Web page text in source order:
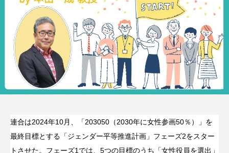
連合は2024年10月、「203050（2030年に女性参画50％）」を
最終目標とする「ジェンダー平等推進計画」フェーズ2をスター
トさせた。フェーズ1では、5つの目標のうち「女性役員を選出」